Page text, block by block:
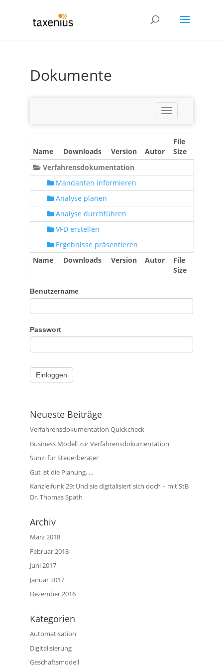
Dokumente
Toggle
navigation
Name Downloads Version Autor
File
Size
Name Downloads Version Autor
File
Size
Verfahrensdokumentation
Mandanten informieren
Analyse planen
Analyse durchführen
VFD erstellen
Ergebnisse präsentieren
Benutzername
Passwort
Neueste Beiträge
Verfahrensdokumentation Quickcheck
Business Modell zur Verfahrensdokumentation
Sunzi für Steuerberater
Gut ist die Planung, …
Kanzleifunk 29: Und sie digitalisiert sich doch – mit StB
Dr. Thomas Späth
Archiv
März 2018
Februar 2018
Juni 2017
Januar 2017
Dezember 2016
Kategorien
Automatisation
Digitalisierung
Geschäftsmodell